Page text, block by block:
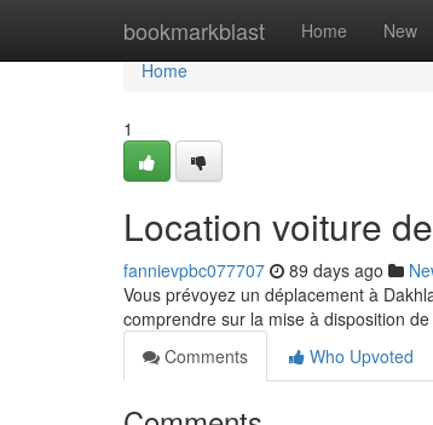
bookmarkblast Home New
Home
Home
1
Location voiture
fannievpbc077707 89 days ago
Vous prévoyez un déplacement à
comprendre sur la mise à disposition
Comments
Who Upvoted